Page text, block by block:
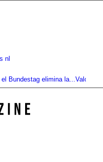
nl
elimina la... Valor del